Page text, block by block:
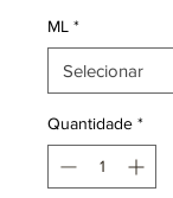
ML *
Quantidade *